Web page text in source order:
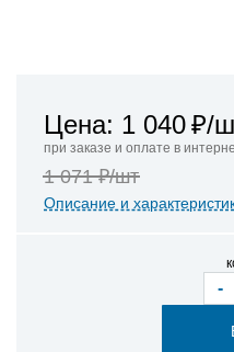
Цена: 1 040₽/
при заказе и оплате в
1 071 ₽/шт
Описание и
-